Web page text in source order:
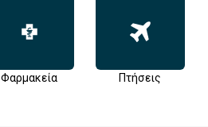
Φαρμακεία Πτήσεις